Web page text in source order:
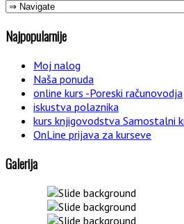
Najpopularnije
Moj nalog
Naša ponuda
online kurs -Poreski računovodja
iskustva polaznika
kurs knjigovodstva Samostalni
OnLine prijava za kurseve
Galerija